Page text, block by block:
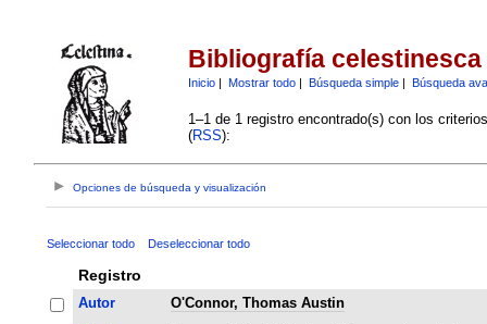
Bibliografía celestinesca
Inicio| Mostrar todo| Búsqueda simple| Búsqueda
1–1 de 1 registro encontrado(s) con los
(RSS):
Opciones de búsqueda y visualización
Seleccionar todo Deseleccionar todo
Registro
Autor
O'Connor, Thomas Austin